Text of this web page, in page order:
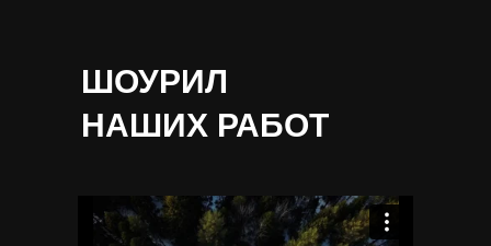
ШОУРИЛ
НАШИХ РАБОТ